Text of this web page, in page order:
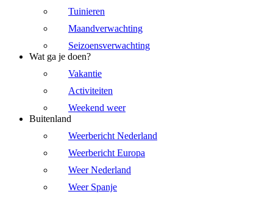
Tuinieren
Maandverwachting
Seizoensverwachting
Wat ga je doen?
Vakantie
Activiteiten
Weekend weer
Buitenland
Weerbericht Nederland
Weerbericht Europa
Weer Nederland
Weer Spanje